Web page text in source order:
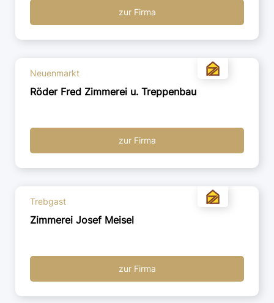
zur Firma
Neuenmarkt
Röder Fred Zimmerei u. Treppenbau
zur Firma
Trebgast
Zimmerei Josef Meisel
zur Firma